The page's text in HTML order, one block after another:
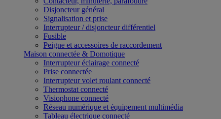
Disjoncteur général
Signalisation et prise
Interrupteur / disjoncteur différentiel
Fusible
Peigne et accessoires de raccordement
Maison connectée & Domotique
Interrupteur éclairage connecté
Prise connectée
Interrupteur volet roulant connecté
Thermostat connecté
Visiophone connecté
Réseau numérique et équipement multimédia
Tableau électrique connecté